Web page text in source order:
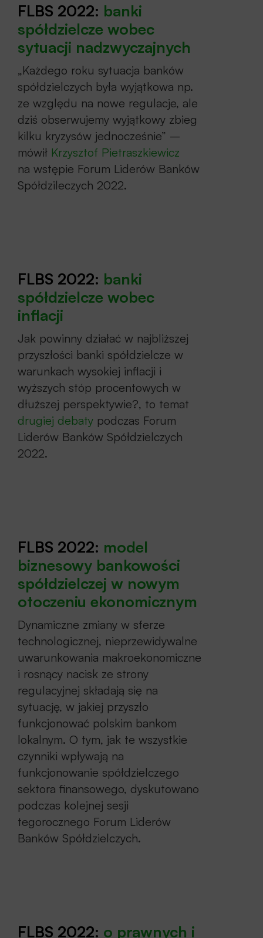
konferencji dedykowanych sektorowi
bankowości spółdzielczej.
Celem tegorocznego spotkania była
dyskusja w gronie przedstawicieli banków,
polityków, regulatorów i nadzorców,
poświęcona konsekwencjom wydarzeń
ostatniego roku (pandemia, wojna
w Ukrainie, wakacje kredytowe, inflacja,
stopy procentowe, stałe stopy
procentowe) i wyzwaniom stojącym
Dla przedstawicieli banków oraz
środowiska naukowego udział
w konferencji byłBEZPŁATNY.
Pozostałe osoby prosimy o kontakt
z działem reklamy:
reklama@wydawnictwocpb.pl
Formuła
Tematyka
Dziękujemy
za udział w konferencji.
Zapraszamy na kolejneForum Liderów
Banków Spółdzielczych już za rok.
I dzień – 20 września 2022 r.
Sesja I– Skutki ostatnich
nadzwyczajnych wydarzeń na kondycję
i perspektywy sektora banków
spółdzielczych
Sesja II– Jak powinny działać
w najbliższej przyszłości banki
spółdzielcze w warunkach wysokiej inflacji
i wyższych stóp procentowych w dłuższej
perspektywie?
FLBS 2022: banki
spółdzielcze wobec
sytuacji nadzwyczajnych
„Każdego roku sytuacja banków
spółdzielczych była wyjątkowa np.
ze względu na nowe regulacje, ale
dziś obserwujemy wyjątkowy zbieg
kilku kryzysów jednocześnie” –
mówił Krzysztof Pietraszkiewicz
na wstępie Forum Liderów Banków
Spółdzileczych 2022.
FLBS 2022: banki
spółdzielcze wobec
inflacji
Jak powinny działać w najbliższej
przyszłości banki spółdzielcze w
warunkach wysokiej inflacji i
wyższych stóp procentowych w
dłuższej perspektywie?, to temat
drugiej debaty podczas Forum
Liderów Banków Spółdzielczych
2022.
FLBS 2022: model
biznesowy bankowości
spółdzielczej w nowym
otoczeniu ekonomicznym
Dynamiczne zmiany w sferze
technologicznej, nieprzewidywalne
uwarunkowania makroekonomiczne
i rosnący nacisk ze strony
regulacyjnej składają się na
sytuację, w jakiej przyszło
funkcjonować polskim bankom
lokalnym. O tym, jak te wszystkie
czynniki wpływają na
funkcjonowanie spółdzielczego
sektora finansowego, dyskutowano
podczas kolejnej sesji
tegorocznego Forum Liderów
Banków Spółdzielczych.
FLBS 2022: o prawnych i